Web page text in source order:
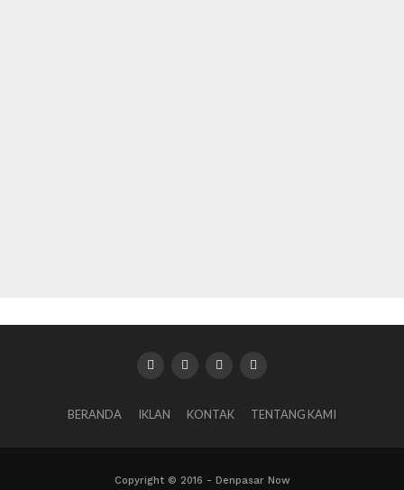
BERANDA IKLAN KONTAK TENTANG KAMI
Copyright © 2016 - Denpasar Now